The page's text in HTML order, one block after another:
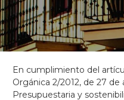
En cumplimiento del
Orgánica 2/2012, de 27 de
Presupuestaria y